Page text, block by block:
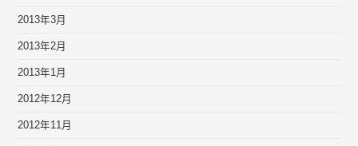
2013年3月
2013年2月
2013年1月
2012年12月
2012年11月